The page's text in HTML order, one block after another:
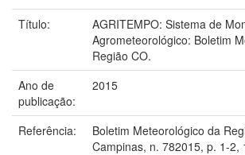
Título:
AGRITEMPO: Sistema de
Agrometeorológico: Boletim
Região CO.
Ano de
publicação:
2015
Referência:
Boletim Meteorológico da
Campinas, n. 782015, p. 1-2,